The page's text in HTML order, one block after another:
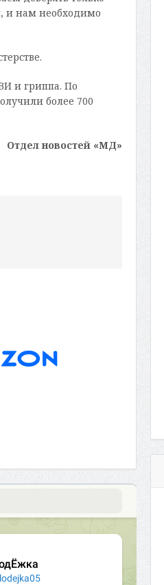
и нам необходимо
и гриппа. По
более 700
Отдел новостей «МД»